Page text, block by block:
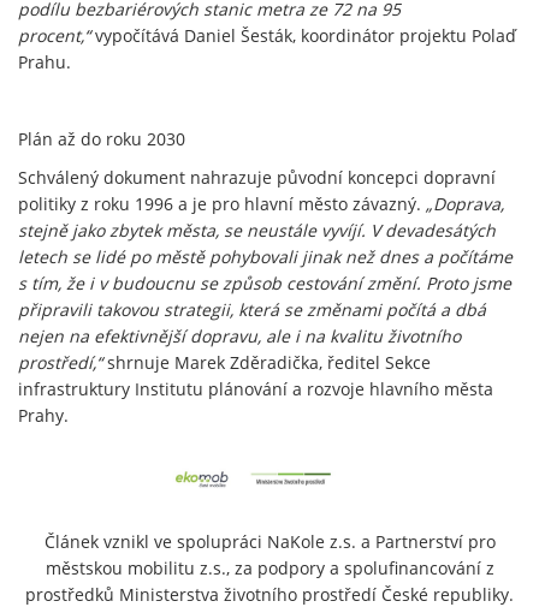
podílu bezbariérových stanic metra ze 72 na 95
procent,“vypočítává Daniel Šesták, koordinátor projektu Polaď
Prahu.
Plán až do roku 2030
Schválený dokument nahrazuje původní koncepci dopravní
politiky z roku 1996 a je pro hlavní město závazný. „Doprava,
stejně jako zbytek města, se neustále vyvíjí. V devadesátých
letech se lidé po městě pohybovali jinak než dnes a počítáme
s tím, že i v budoucnu se způsob cestování změní. Proto jsme
připravili takovou strategii, která se změnami počítá a dbá
nejen na efektivnější dopravu, ale i na kvalitu životního
prostředí,“shrnuje Marek Zděradička, ředitel Sekce
infrastruktury Institutu plánování a rozvoje hlavního města
Prahy.
Článek vznikl ve spolupráci NaKole z.s. a Partnerství pro
městskou mobilitu z.s., za podpory a spolufinancování z
prostředků Ministerstva životního prostředí České republiky.